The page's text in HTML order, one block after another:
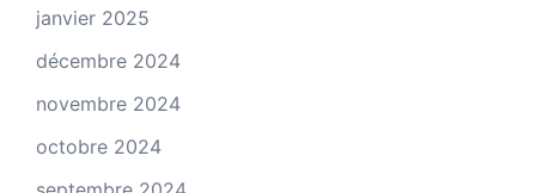
janvier 2025
décembre 2024
novembre 2024
octobre 2024